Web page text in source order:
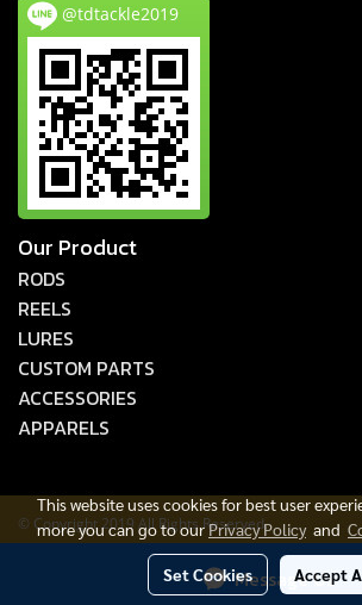
Message Us
@tdtackle2019
Our Product
RODS
REELS
LURES
CUSTOM PARTS
ACCESSORIES
APPARELS
© Copyright 2019 All Rights Reserved.
Today's visitor
This website uses cookies for best user
more you can go to ourPrivacy Policyand
Set Cookies Accept